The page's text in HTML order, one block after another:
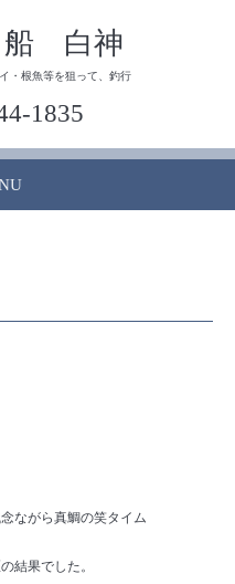
船 白神
・根魚等を狙って、釣行
1835
ながら真鯛の笑タイム
結果でした。